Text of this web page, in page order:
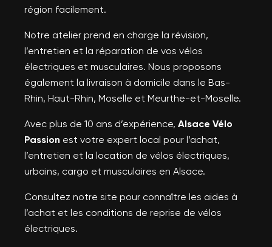
région facilement.
Notre atelier prend en charge la révision,
l’entretien et la réparation de vos vélos
électriques et musculaires. Nous proposons
également la livraison à domicile dans le Bas-
Rhin, Haut-Rhin, Moselle et Meurthe-et-Moselle.
Avec plus de 10 ans d’expérience, Alsace Vélo
Passion est votre expert local pour l’achat,
l’entretien et la location de vélos électriques,
urbains, cargo et musculaires en Alsace.
Consultez notre site pour connaître les aides à
l’achat et les conditions de reprise de vélos
électriques.